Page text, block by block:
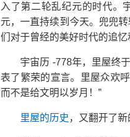
入了第二轮乱纪元的时代。
元，一直持续到今天。兜兜
们对于曾经的美好时代的追忆
宇宙历 -778年，里屋终
表了繁荣的宣言。里屋众欢
而不是给文明以岁月！”
里屋的历史，又翻开了新